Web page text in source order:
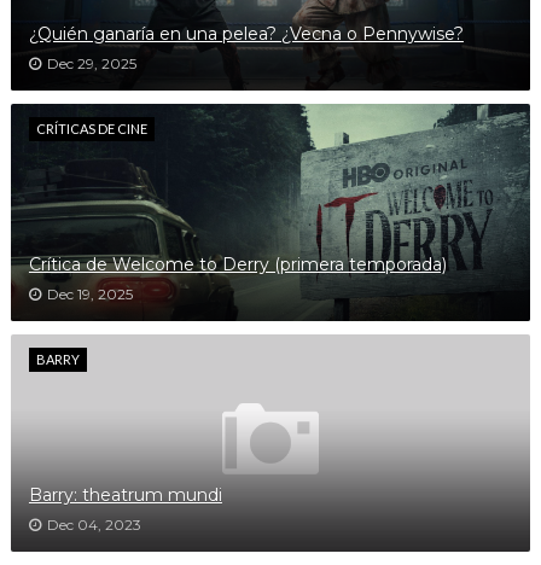
¿Quién ganaría en una pelea? ¿Vecna o Pennywise?
Dec 29, 2025
CRÍTICAS DE CINE
Crítica de Welcome to Derry (primera temporada)
Dec 19, 2025
BARRY
Barry: theatrum mundi
Dec 04, 2023